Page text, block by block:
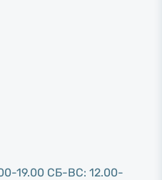
19.00 СБ-ВС: 12.00-